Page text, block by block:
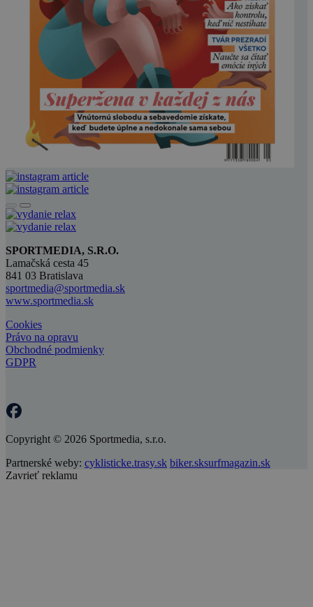
SPORTMEDIA, S.R.O.
Lamačská cesta 45
841 03 Bratislava
sportmedia@sportmedia.sk
www.sportmedia.sk
Cookies
Právo na opravu
Obchodné podmienky
GDPR
Copyright © 2026 Sportmedia, s.r.o.
Partnerské weby: cyklisticke.trasy.sk biker.sksurfmagazin.sk
Zavrieť reklamu